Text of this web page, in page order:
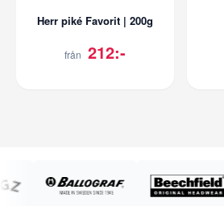
Herr piké Favorit | 200g
från 212:-